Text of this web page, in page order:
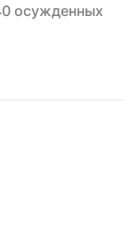
осужденных